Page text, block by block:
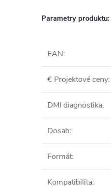
Parametry produktu:
EAN:
€ Projektové ceny:
DMI diagnostika:
Dosah:
Formát:
Kompatibilita: